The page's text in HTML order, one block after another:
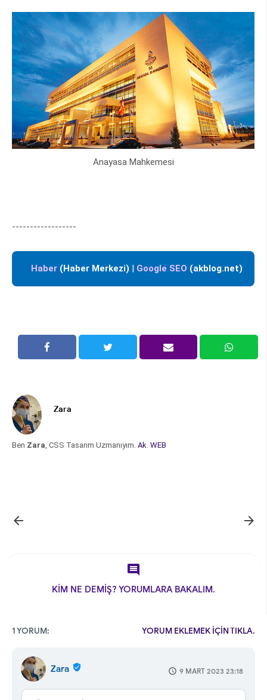
Anayasa Mahkemesi
------------------
Haber (Haber Merkezi) | Google SEO (akblog.net)
Zara
Ben Zara, CSS Tasarım Uzmanıyım. Ak. WEB
 

KİM NE DEMİŞ? YORUMLARA BAKALIM.
YORUM EKLEMEK İÇİN TIKLA.
1 YORUM:
Zara 9 MART 2023 23:18